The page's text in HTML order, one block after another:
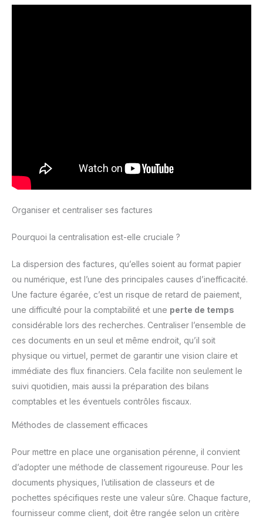
Organiser et centraliser ses factures
Pourquoi la centralisation est-elle cruciale ?
La dispersion des factures, qu’elles soient au format papier
ou numérique, est l’une des principales causes d’inefficacité.
Une facture égarée, c’est un risque de retard de paiement,
une difficulté pour la comptabilité et une perte de temps
considérable lors des recherches. Centraliser l’ensemble de
ces documents en un seul et même endroit, qu’il soit
physique ou virtuel, permet de garantir une vision claire et
immédiate des flux financiers. Cela facilite non seulement le
suivi quotidien, mais aussi la préparation des bilans
comptables et les éventuels contrôles fiscaux.
Méthodes de classement efficaces
Pour mettre en place une organisation pérenne, il convient
d’adopter une méthode de classement rigoureuse. Pour les
documents physiques, l’utilisation de classeurs et de
pochettes spécifiques reste une valeur sûre. Chaque facture,
fournisseur comme client, doit être rangée selon un critère